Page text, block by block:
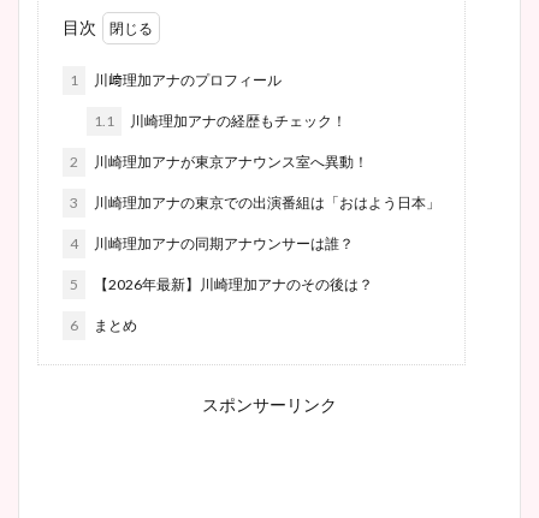
目次
1 川﨑理加アナのプロフィール
1.1 川崎理加アナの経歴もチェック！
2 川崎理加アナが東京アナウンス室へ異動！
3 川崎理加アナの東京での出演番組は「おはよう日本」
4 川崎理加アナの同期アナウンサーは誰？
5 【2026年最新】川崎理加アナのその後は？
6 まとめ
スポンサーリンク